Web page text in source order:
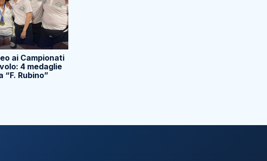
ai Campionati
4 medaglie
“F. Rubino”